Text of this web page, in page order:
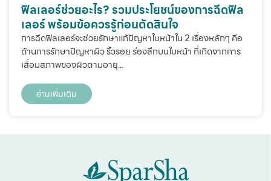
ฟิลเลอร์ช่วยอะไร? รวมประโยชน์ของการฉีดฟิล
เลอร์ พร้อมข้อควรรู้ก่อนตัดสินใจ
การฉีดฟิลเลอร์จะช่วยรักษาแก้ปัญหาใบหน้าใน 2 เรื่องหลักๆ คือ
ด้านการรักษาปัญหาผิว ริ้วรอย ร่องลึกบนใบหน้า ที่เกิดจากการ
เสื่อมสภาพของผิวตามอายุ...
อ่านเพิ่มเติม